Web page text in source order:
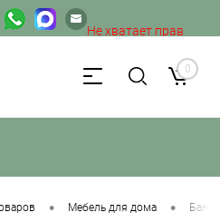
Не хватает прав
к веб-форме. 0
• Мебель для дома •